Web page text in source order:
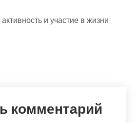
и участие в жизни
комментарий